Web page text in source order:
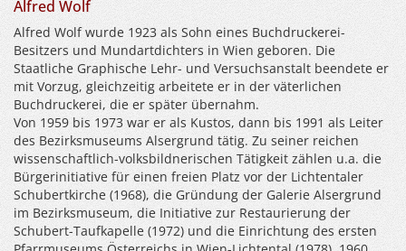
Alfred Wolf
Alfred Wolf wurde 1923 als Sohn eines Buchdruckerei-
Besitzers und Mundartdichters in Wien geboren. Die
Staatliche Graphische Lehr- und Versuchsanstalt beendete er
mit Vorzug, gleichzeitig arbeitete er in der väterlichen
Buchdruckerei, die er später übernahm.
Von 1959 bis 1973 war er als Kustos, dann bis 1991 als Leiter
des Bezirksmuseums Alsergrund tätig. Zu seiner reichen
wissenschaftlich-volksbildnerischen Tätigkeit zählen u.a. die
Bürgerinitiative für einen freien Platz vor der Lichtentaler
Schubertkirche (1968), die Gründung der Galerie Alsergrund
im Bezirksmuseum, die Initiative zur Restaurierung der
Schubert-Taufkapelle (1972) und die Einrichtung des ersten